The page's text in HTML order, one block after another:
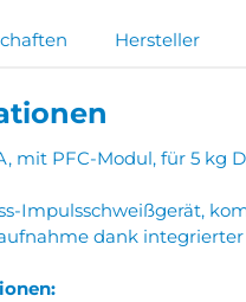
Hersteller
mit PFC-Modul, für 5 kg
Impulsschweißgerät,
dank